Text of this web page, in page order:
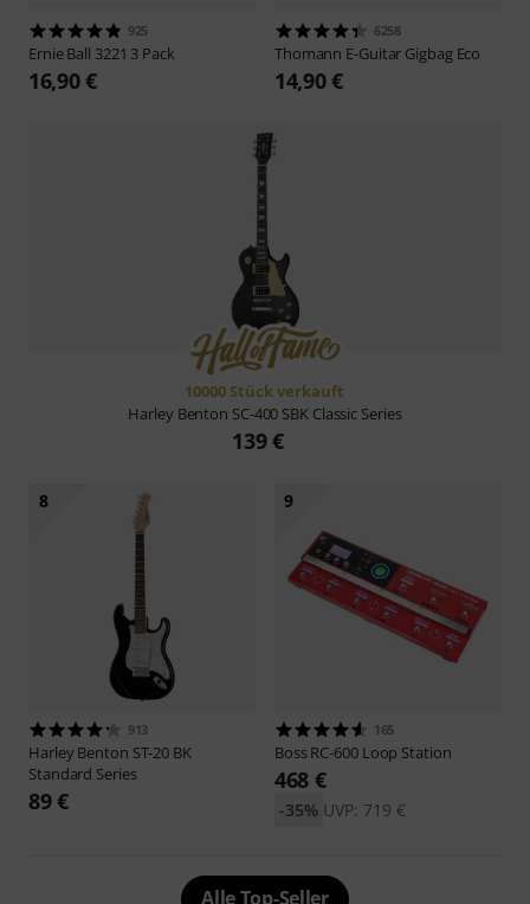
925
Ernie Ball 3221 3 Pack
16,90 €
6258
Thomann E-Guitar Gigbag Eco
14,90 €
10000 Stück verkauft
Harley Benton SC-400 SBK Classic Series
139 €
8
913
Harley Benton ST-20 BK
Standard Series
89 €
9
165
BossRC-600 Loop Station
468 €
UVP: 719 €
-35%
Alle Top-Seller